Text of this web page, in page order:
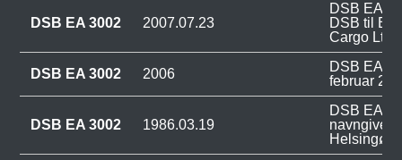
DSB EA 3002 2007.07.23
DSB EA
DSB til
Cargo Ltd
DSB EA 3002 2006
DSB EA
februar
DSB EA 3002 1986.03.19
DSB EA
navngivet
Helsingør.